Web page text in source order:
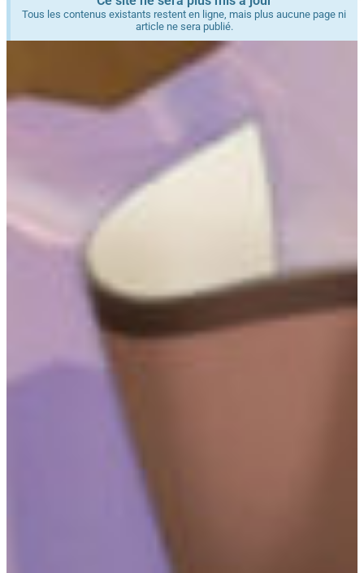
Tous les contenus existants restent en ligne, mais plus aucune page ni
article ne sera publié.